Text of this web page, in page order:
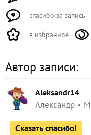
спасибо за запись
в избранное
Автор записи:
Aleksandr14
Александр
Сказать спасибо!